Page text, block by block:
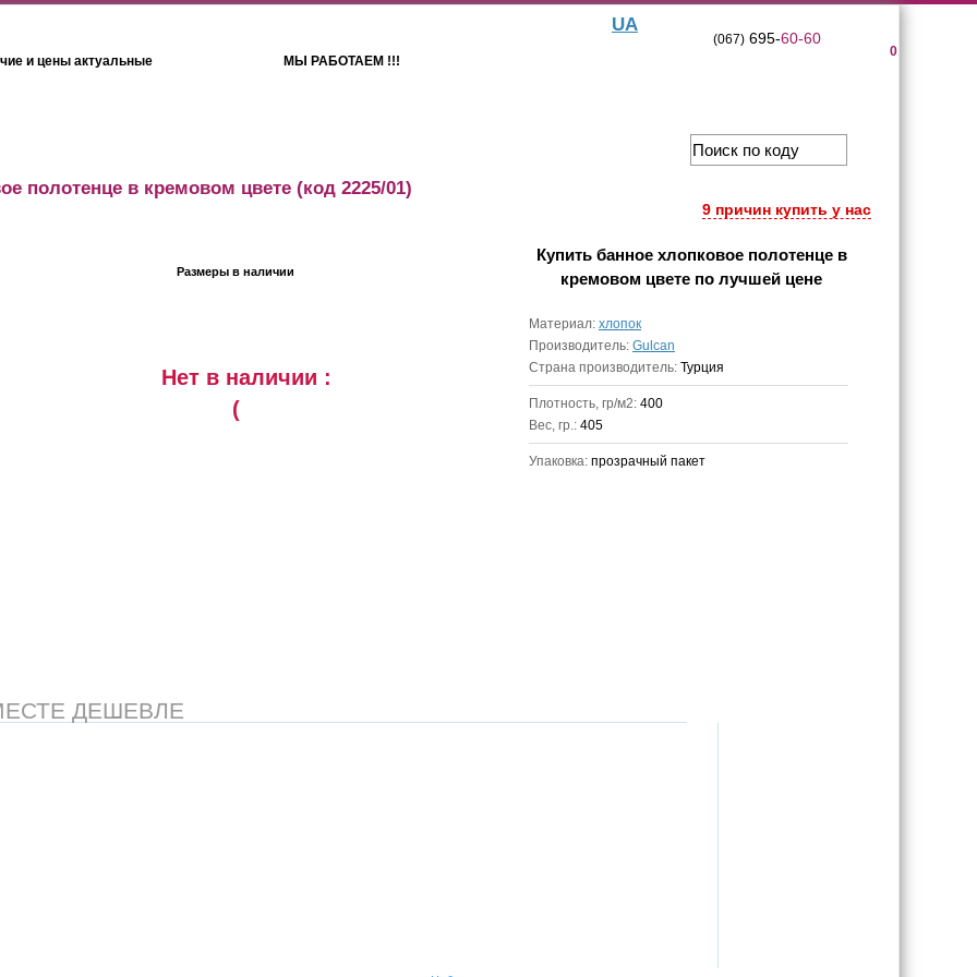
и цены актуальные МЫ РАБОТАЕМ !!!
UA
0
(067)695-60-60
9 причин купить у нас
полотенце в кремовом цвете (код 2225/01)
Размеры в наличии
Нет в наличии :
(
Купить банное хлопковое полотенце в
кремовом цвете по лучшей цене
Материал: хлопок
Производитель: Gulcan
Страна производитель: Турция
Плотность, гр/м2: 400
Вес, гр.: 405
Упаковка: прозрачный пакет
ДЕШЕВЛЕ